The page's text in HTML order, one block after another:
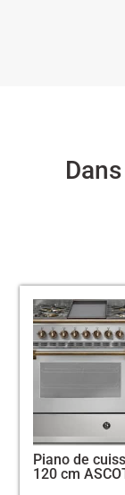
Piano de
120 cm